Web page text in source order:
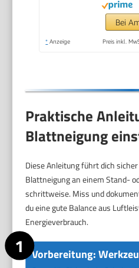
Mini
fürBei
* Anzeige Preis inkl.
Praktische
Blattneigung
Diese Anleitung führt dich
Blattneigung an einem Stand-
schrittweise. Miss und
du eine gute Balance aus
Energieverbrauch.
Vorbereitung: